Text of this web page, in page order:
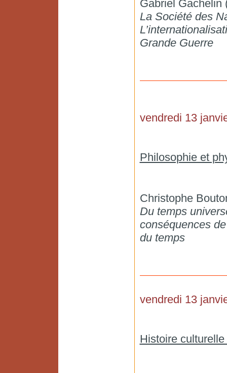
Gabriel Gachelin
La Société des
Grande Guerre
vendredi 13
Philosophie et
Christophe
Du temps
conséquences
du temps
vendredi 13
Histoire